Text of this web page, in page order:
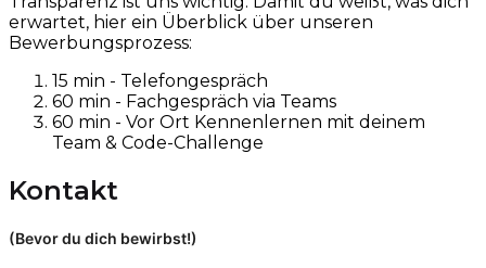
erwartet, hier ein Überblick über unseren
Bewerbungsprozess:
15 min - Telefongespräch
60 min - Fachgespräch via Teams
60 min - Vor Ort Kennenlernen mit deinem
Team & Code-Challenge
Kontakt
(Bevor du dich bewirbst!)